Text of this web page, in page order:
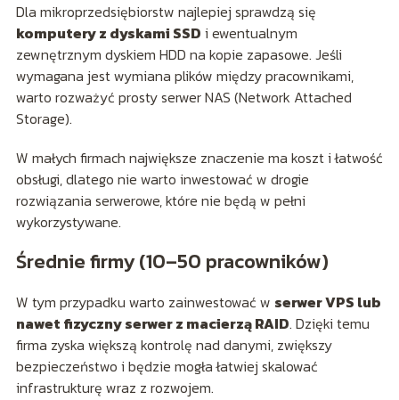
Dla mikroprzedsiębiorstw najlepiej sprawdzą się
komputery z dyskami SSD i ewentualnym
zewnętrznym dyskiem HDD na kopie zapasowe. Jeśli
wymagana jest wymiana plików między pracownikami,
warto rozważyć prosty serwer NAS (Network Attached
Storage).
W małych firmach największe znaczenie ma koszt i łatwość
obsługi, dlatego nie warto inwestować w drogie
rozwiązania serwerowe, które nie będą w pełni
wykorzystywane.
Średnie firmy (10–50 pracowników)
W tym przypadku warto zainwestować w serwer VPS lub
nawet fizyczny serwer z macierzą RAID. Dzięki temu
firma zyska większą kontrolę nad danymi, zwiększy
bezpieczeństwo i będzie mogła łatwiej skalować
infrastrukturę wraz z rozwojem.